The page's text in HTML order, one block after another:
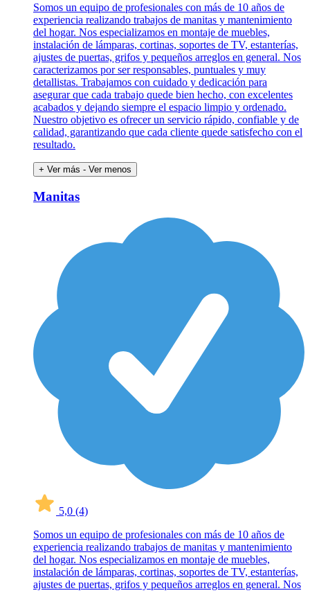
Somos un equipo de profesionales con más de 10 años de
experiencia realizando trabajos de manitas y mantenimiento
del hogar. Nos especializamos en montaje de muebles,
instalación de lámparas, cortinas, soportes de TV, estanterías,
ajustes de puertas, grifos y pequeños arreglos en general. Nos
caracterizamos por ser responsables, puntuales y muy
detallistas. Trabajamos con cuidado y dedicación para
asegurar que cada trabajo quede bien hecho, con excelentes
acabados y dejando siempre el espacio limpio y ordenado.
Nuestro objetivo es ofrecer un servicio rápido, confiable y de
calidad, garantizando que cada cliente quede satisfecho con el
resultado.
+ Ver más - Ver menos
Manitas
5,0 (4)
Somos un equipo de profesionales con más de 10 años de
experiencia realizando trabajos de manitas y mantenimiento
del hogar. Nos especializamos en montaje de muebles,
instalación de lámparas, cortinas, soportes de TV, estanterías,
ajustes de puertas, grifos y pequeños arreglos en general. Nos